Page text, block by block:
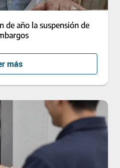
de año la suspensión de
más